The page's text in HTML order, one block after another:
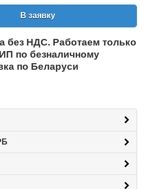
В заявку
без НДС. Работаем только
по безналичному
по Беларуси